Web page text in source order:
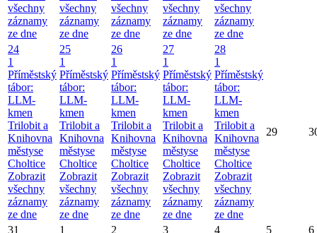
všechny
záznamy
ze dne
všechny
záznamy
ze dne
všechny
záznamy
ze dne
všechny
záznamy
ze dne
všechny
záznamy
ze dne
24
1
Příměstský
tábor:
LLM-
kmen
Trilobit a
Knihovna
městyse
Choltice
Zobrazit
všechny
záznamy
ze dne
25
1
Příměstský
tábor:
LLM-
kmen
Trilobit a
Knihovna
městyse
Choltice
Zobrazit
všechny
záznamy
ze dne
26
1
Příměstský
tábor:
LLM-
kmen
Trilobit a
Knihovna
městyse
Choltice
Zobrazit
všechny
záznamy
ze dne
27
1
Příměstský
tábor:
LLM-
kmen
Trilobit a
Knihovna
městyse
Choltice
Zobrazit
všechny
záznamy
ze dne
28
1
Příměstský
tábor:
LLM-
kmen
Trilobit a
Knihovna
městyse
Choltice
Zobrazit
všechny
záznamy
ze dne
29
31 1 2 3 4 5 6